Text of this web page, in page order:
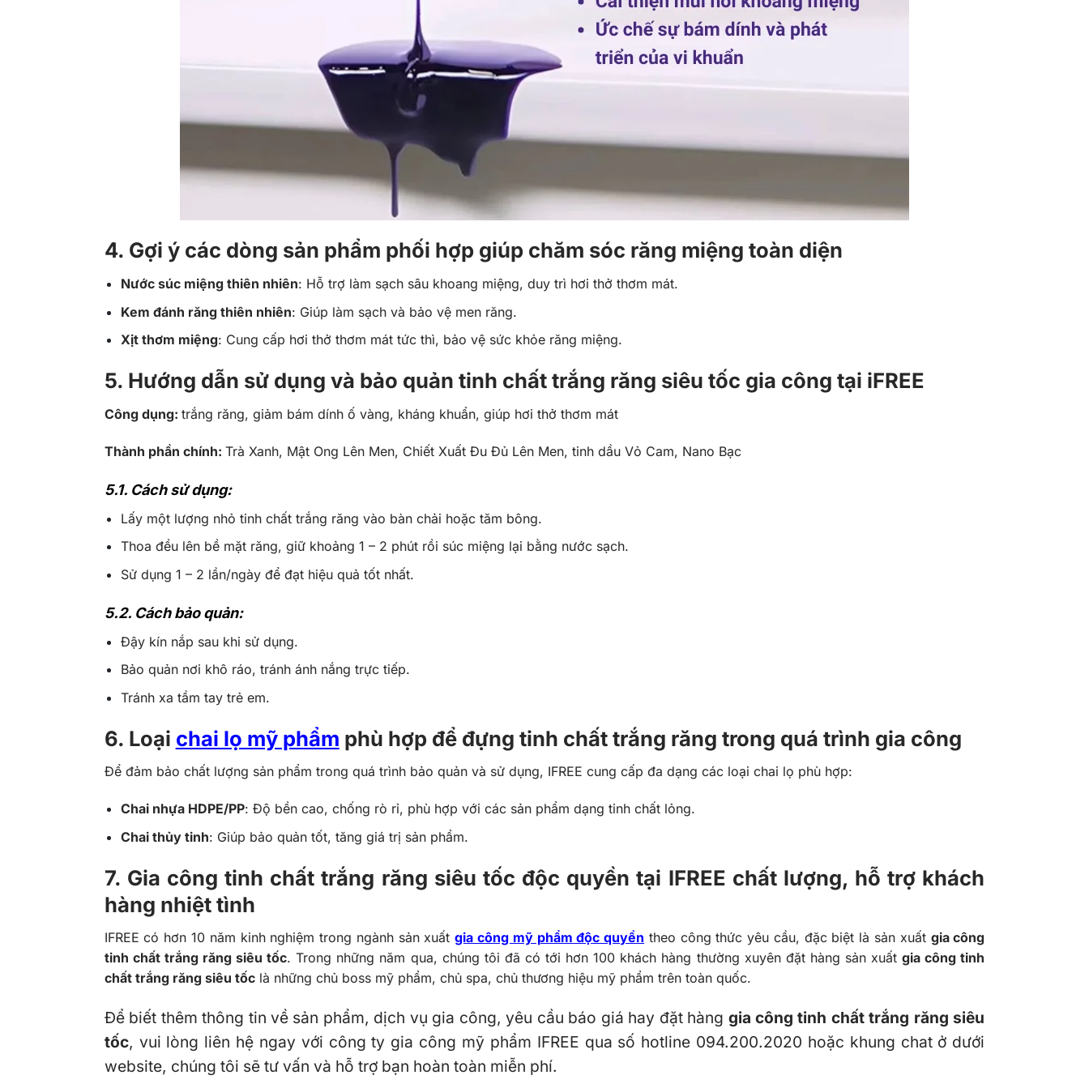
4. Gợi ý các dòng sản phẩm phối hợp giúp chăm sóc răng miệng toàn diện
Nước súc miệng thiên nhiên: Hỗ trợ làm sạch sâu khoang miệng, duy trì hơi thở thơm mát.
Kem đánh răng thiên nhiên: Giúp làm sạch và bảo vệ men răng.
Xịt thơm miệng: Cung cấp hơi thở thơm mát tức thì, bảo vệ sức khỏe răng miệng.
5. Hướng dẫn sử dụng và bảo quản tinh chất trắng răng siêu tốc gia công tại iFREE
Công dụng: trắng răng, giảm bám dính ố vàng, kháng khuẩn, giúp hơi thở thơm mát
Thành phần chính: Trà Xanh, Mật Ong Lên Men, Chiết Xuất Đu Đủ Lên Men, tinh dầu Vỏ Cam, Nano Bạc
5.1. Cách sử dụng:
Lấy một lượng nhỏ tinh chất trắng răng vào bàn chải hoặc tăm bông.
Thoa đều lên bề mặt răng, giữ khoảng 1 – 2 phút rồi súc miệng lại bằng nước sạch.
Sử dụng 1 – 2 lần/ngày để đạt hiệu quả tốt nhất.
5.2. Cách bảo quản:
Đậy kín nắp sau khi sử dụng.
Bảo quản nơi khô ráo, tránh ánh nắng trực tiếp.
Tránh xa tầm tay trẻ em.
6. Loại chai lọ mỹ phẩm phù hợp để đựng tinh chất trắng răng trong quá trình gia công
Để đảm bảo chất lượng sản phẩm trong quá trình bảo quản và sử dụng, IFREE cung cấp đa dạng các loại chai lọ phù hợp:
Chai nhựa HDPE/PP: Độ bền cao, chống rò rỉ, phù hợp với các sản phẩm dạng tinh chất lỏng.
Chai thủy tinh: Giúp bảo quản tốt, tăng giá trị sản phẩm.
7. Gia công tinh chất trắng răng siêu tốc độc quyền tại IFREE chất lượng, hỗ trợ khách
hàng nhiệt tình
IFREE có hơn 10 năm kinh nghiệm trong ngành sản xuấtgia công mỹ phẩm độc quyền theo công thức yêu cầu, đặc biệt là sản xuất gia công
tinh chất trắng răng siêu tốc. Trong những năm qua, chúng tôi đã có tới hơn 100 khách hàng thường xuyên đặt hàng sản xuấtgia công tinh
chất trắng răng siêu tốclà những chủ boss mỹ phẩm, chủ spa, chủ thương hiệu mỹ phẩm trên toàn quốc.
Để biết thêm thông tin về sản phẩm, dịch vụ gia công, yêu cầu báo giá hay đặt hàng gia công tinh chất trắng răng siêu
tốc, vui lòng liên hệ ngay với công ty gia công mỹ phẩm IFREE qua số hotline 094.200.2020 hoặc khung chat ở dưới
website, chúng tôi sẽ tư vấn và hỗ trợ bạn hoàn toàn miễn phí.